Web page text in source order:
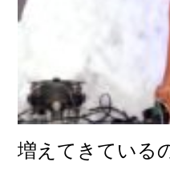
増えてきている